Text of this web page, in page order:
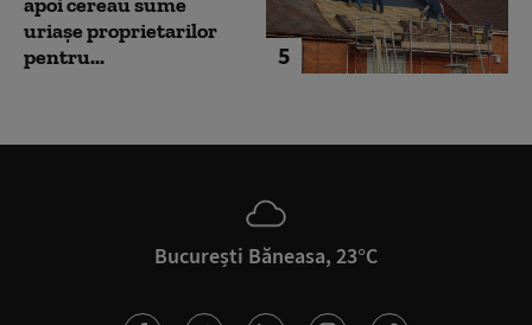
5
uriașe proprietarilor
pentru...
București Băneasa, 23°C